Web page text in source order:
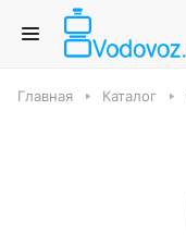
Главная Каталог